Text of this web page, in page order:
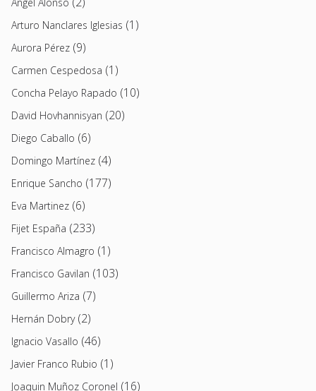
Arturo Nanclares Iglesias (1)
Aurora Pérez (9)
Carmen Cespedosa (1)
Concha Pelayo Rapado (10)
David Hovhannisyan (20)
Diego Caballo (6)
Domingo Martínez (4)
Enrique Sancho (177)
Eva Martinez (6)
Fijet España (233)
Francisco Almagro (1)
Francisco Gavilan (103)
Guillermo Ariza (7)
Hernán Dobry(2)
Ignacio Vasallo (46)
Javier Franco Rubio (1)
Joaquin Muñoz Coronel (16)